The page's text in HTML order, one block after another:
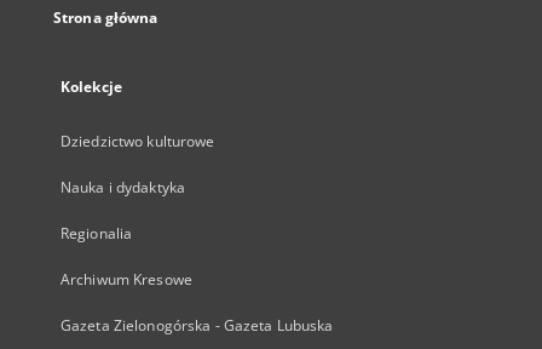
Strona główna
Kolekcje
Dziedzictwo kulturowe
Nauka i dydaktyka
Regionalia
Archiwum Kresowe
Gazeta Zielonogórska - Gazeta Lubuska